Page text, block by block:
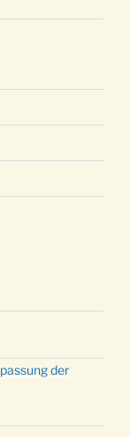
der